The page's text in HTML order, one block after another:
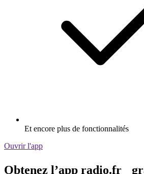
Et encore plus de fonctionnalités
Ouvrir l'app
Obtenez l’app radio.fr